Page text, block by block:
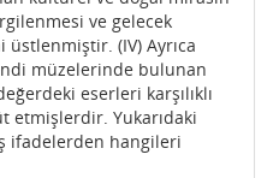
ve gelecek
üstlenmiştir. (IV) Ayrıca
müzelerinde bulunan
eserleri karşılıklı
etmişlerdir. Yukarıdaki
ifadelerden hangileri